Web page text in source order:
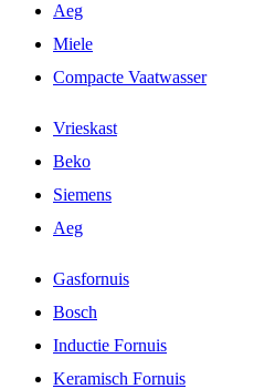
Aeg
Miele
Compacte Vaatwasser
Vrieskast
Beko
Siemens
Aeg
Gasfornuis
Bosch
Inductie Fornuis
Keramisch Fornuis